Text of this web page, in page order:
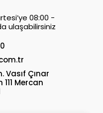
08:00 -
ulaşabilirsiniz
Çınar
Mercan